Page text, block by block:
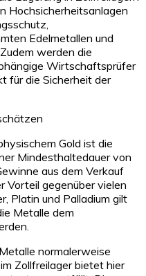
Hochsicherheitsanlagen
Edelmetallen und
werden die
Wirtschaftsprüfer
für die Sicherheit der
Gold ist die
Mindesthaltedauer von
aus dem Verkauf
Vorteil gegenüber vielen
Platin und Palladium gilt
Metalle dem
normalerweise
Zollfreilager bietet hier